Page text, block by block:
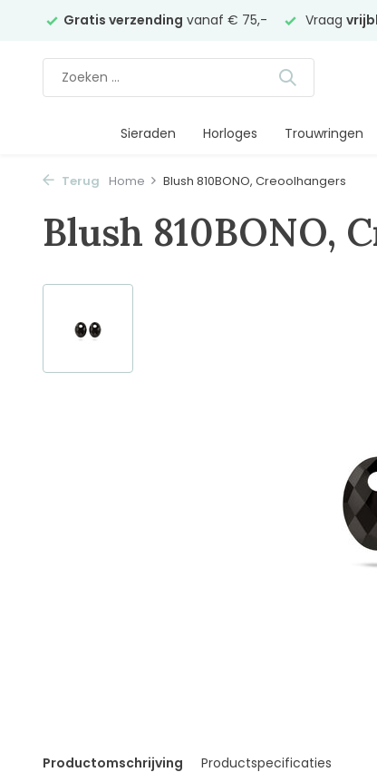
Gratis verzending vanaf € 75,- Vraag
Sieraden Horloges Trouwringen
Terug Home Blush 810BONO, Creoolhangers
Blush 810BONO,
Productomschrijving Productspecificaties